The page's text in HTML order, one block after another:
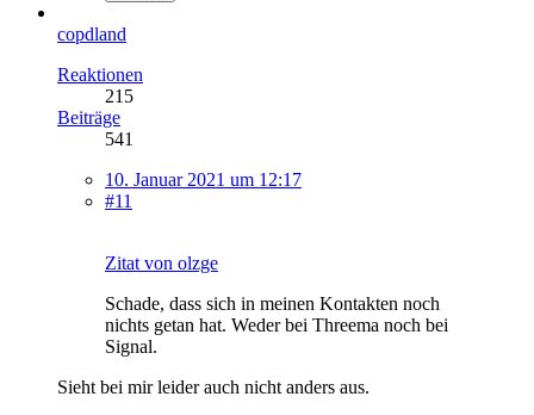
copdland
Reaktionen
215
Beiträge
541
10. Januar 2021 um 12:17
#11
Zitat von olzge
Schade, dass sich in meinen Kontakten noch
nichts getan hat. Weder bei Threema noch bei
Signal.
Sieht bei mir leider auch nicht anders aus.